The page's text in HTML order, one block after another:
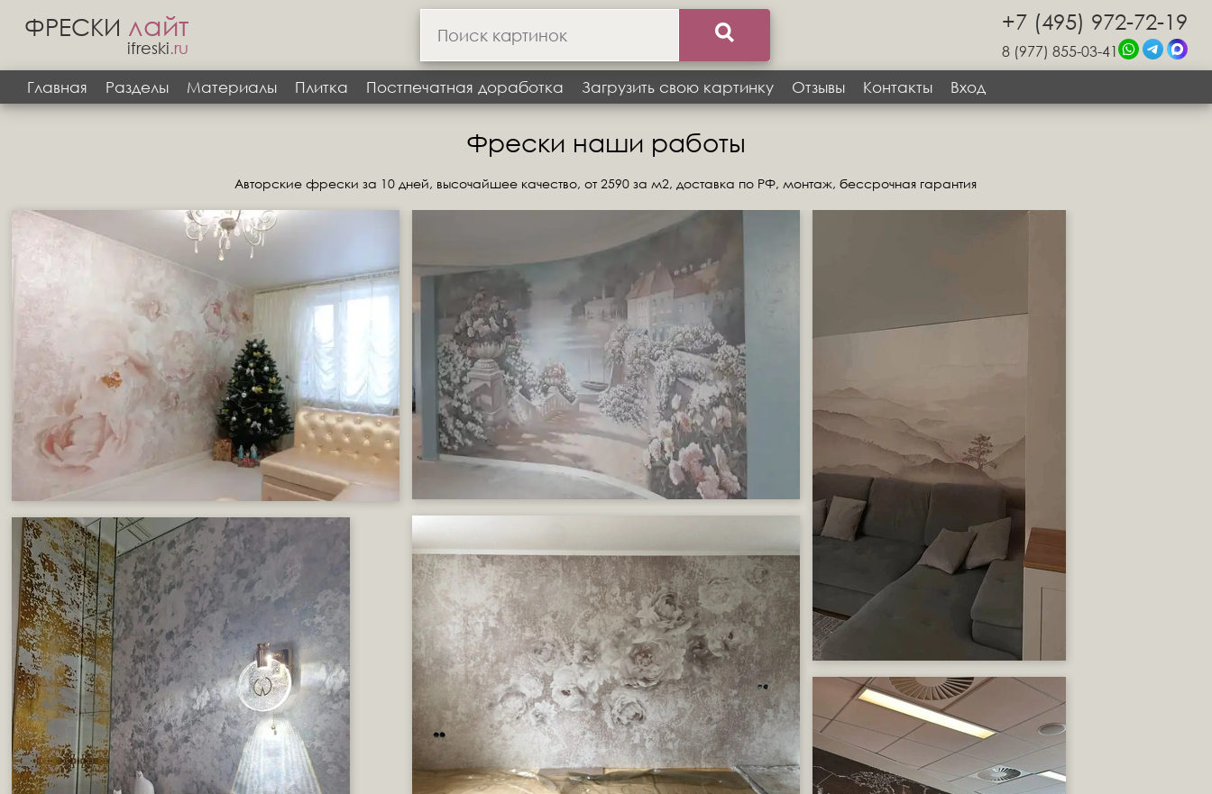
ФРЕСКИ лайт
ifreski.ru
+7 (495) 972-72-19
8 (977) 855-03-41
Главная
Разделы Материалы Плитка Постпечатная доработка Загрузить свою картинку Отзывы Контакты Вход
Фрески наши работы
Авторские фрески за 10 дней, высочайшее качество, от 2590 за м2, доставка по РФ, монтаж, бессрочная гарантия